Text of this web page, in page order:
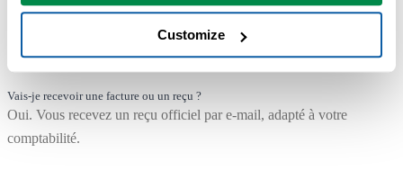
Customize
ASAP Utilities est compatible avec Microsoft 365 et Excel 2010-
(version de bureau pour Windows).
Non disponible pour Excel Online, Excel pour Mac ou LibreOffice.
Vais-je recevoir une facture ou un reçu ?
Oui. Vous recevez un reçu officiel par e-mail, adapté à votre
comptabilité.